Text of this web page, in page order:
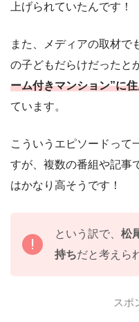
上げられていたんです！
また、メディアの取材で
の子どもだらけだったと
ーム付きマンション”に
ています。
こういうエピソードって
すが、複数の番組や記事
はかなり高そうです！
という訳で、 松
持ちだと考えら
スポ